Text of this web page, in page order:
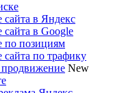
в Яндекс
в Google
по позициям
по трафику
New